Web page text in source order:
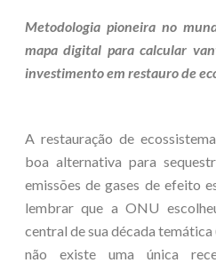
Metodologia pioneira no
mapa digital para calcular
investimento em restauro de
A restauração de
boa alternativa para
emissões de gases de efeito
lembrar que a ONU
central de sua década
não existe uma única